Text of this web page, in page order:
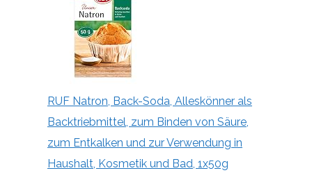
RUF Natron, Back-Soda, Alleskönner als
Backtriebmittel, zum Binden von Säure,
zum Entkalken und zur Verwendung in
Haushalt, Kosmetik und Bad, 1x50g